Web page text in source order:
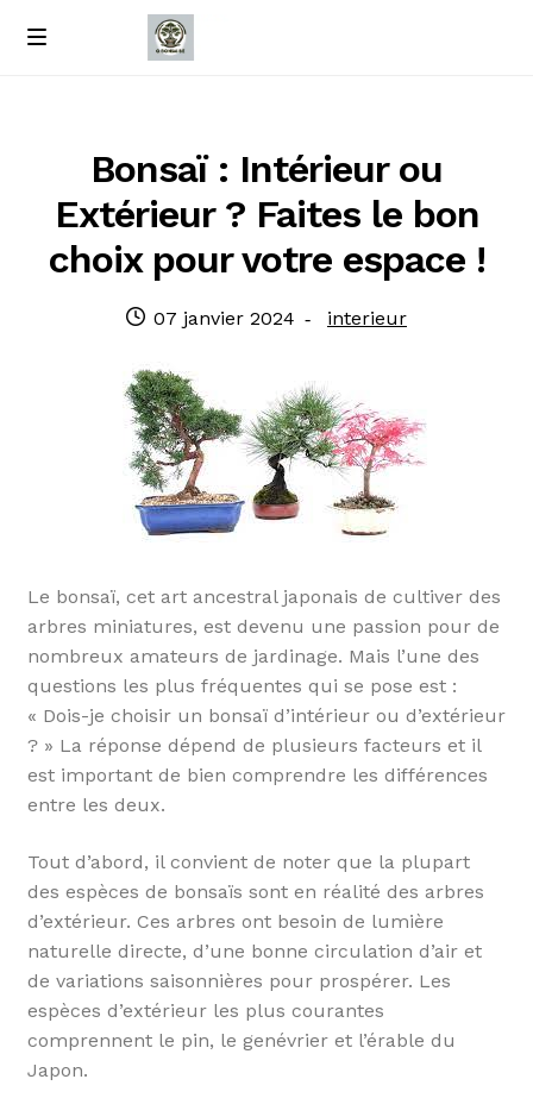
Passer
Passer
M
À propos de nous
Contact
Politique de confidentialité
Bonsaï : Intérieur ou
Extérieur ? Faites le bon
choix pour votre espace !
Publié
07 janvier 2024
Catégorie
interieur
Le bonsaï, cet art ancestral japonais de cultiver des
arbres miniatures, est devenu une passion pour de
nombreux amateurs de jardinage. Mais l’une des
questions les plus fréquentes qui se pose est :
« Dois-je choisir un bonsaï d’intérieur ou d’extérieur
? » La réponse dépend de plusieurs facteurs et il
est important de bien comprendre les différences
entre les deux.
Tout d’abord, il convient de noter que la plupart
des espèces de bonsaïs sont en réalité des arbres
d’extérieur. Ces arbres ont besoin de lumière
naturelle directe, d’une bonne circulation d’air et
de variations saisonnières pour prospérer. Les
espèces d’extérieur les plus courantes
comprennent le pin, le genévrier et l’érable du
Japon.